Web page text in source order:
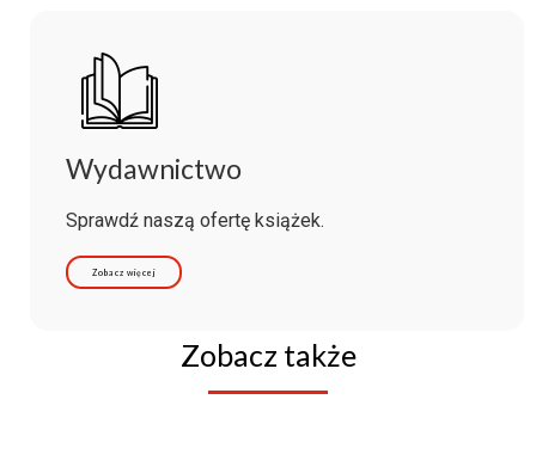
Wydawnictwo
Sprawdź naszą ofertę książek.
Zobacz więcej
Zobacz także